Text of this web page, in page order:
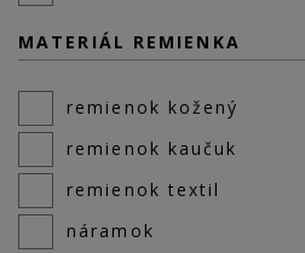
MATERIÁL REMIENKA
remienok kožený
remienok kaučuk
remienok textil
náramok